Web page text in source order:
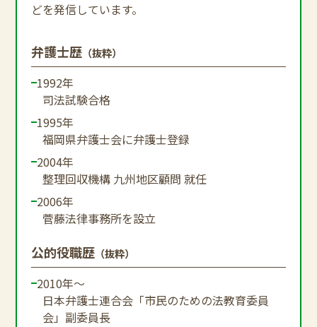
どを発信しています。
弁護士歴 （抜粋）
1992年
司法試験合格
1995年
福岡県弁護士会に弁護士登録
2004年
整理回収機構 九州地区顧問 就任
2006年
菅藤法律事務所を設立
公的役職歴 （抜粋）
2010年～
日本弁護士連合会「市民のための法教育委員
会」副委員長